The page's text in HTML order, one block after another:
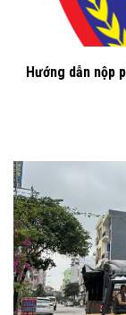
Hướng dẫn nộp